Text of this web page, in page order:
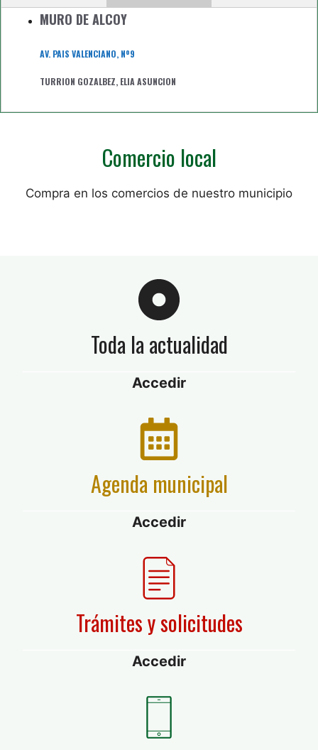
MURO DE ALCOY
AV. PAIS VALENCIANO, Nº9
TURRION GOZALBEZ, ELIA ASUNCION
Comercio local
Compra en los comercios de nuestro municipio
Toda la actualidad
Accedir
Agenda municipal
Accedir
Trámites y solicitudes
Accedir